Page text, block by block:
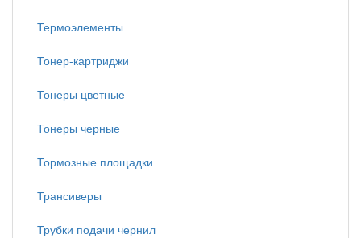
Термоэлементы
Тонер-картриджи
Тонеры цветные
Тонеры черные
Тормозные площадки
Трансиверы
Трубки подачи чернил